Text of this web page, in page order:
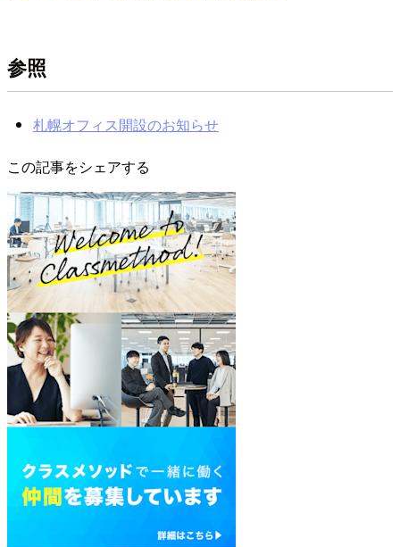
参照
札幌オフィス開設のお知らせ
この記事をシェアする